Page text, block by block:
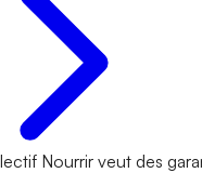
Nourrir veut des